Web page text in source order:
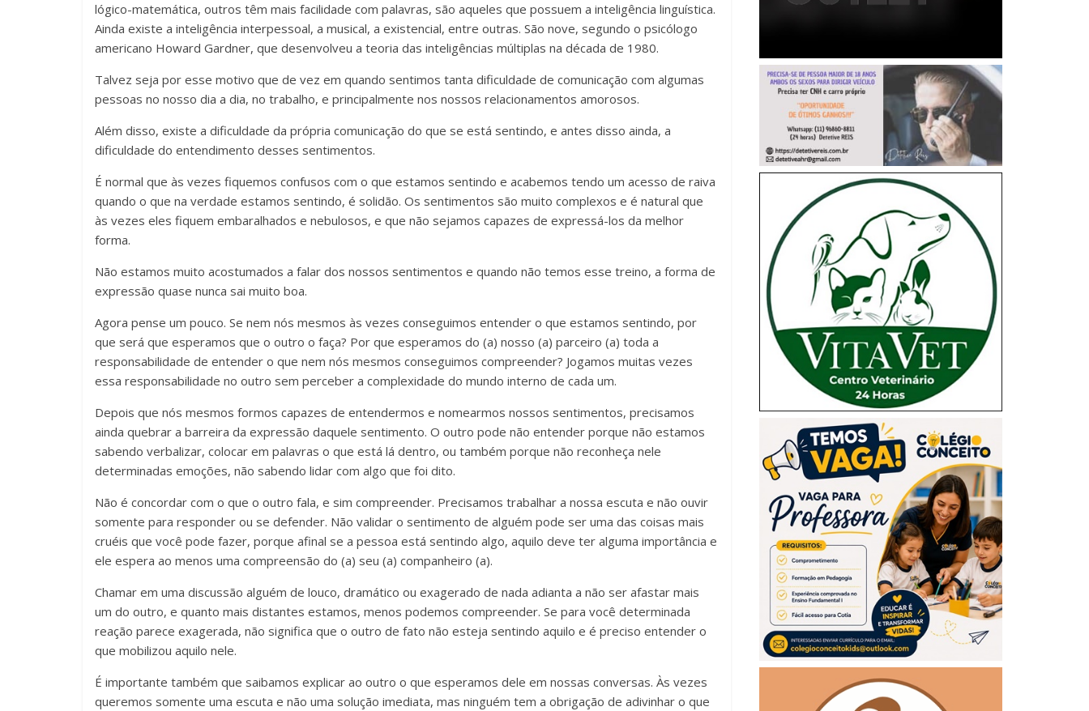
lógico-matemática, outros têm mais facilidade com palavras, são aqueles que possuem a inteligência linguística.
Ainda existe a inteligência interpessoal, a musical, a existencial, entre outras. São nove, segundo o psicólogo
americano Howard Gardner, que desenvolveu a teoria das inteligências múltiplas na década de 1980.
Talvez seja por esse motivo que de vez em quando sentimos tanta dificuldade de comunicação com algumas
pessoas no nosso dia a dia, no trabalho, e principalmente nos nossos relacionamentos amorosos.
Além disso, existe a dificuldade da própria comunicação do que se está sentindo, e antes disso ainda, a
dificuldade do entendimento desses sentimentos.
É normal que às vezes fiquemos confusos com o que estamos sentindo e acabemos tendo um acesso de raiva
quando o que na verdade estamos sentindo, é solidão. Os sentimentos são muito complexos e é natural que
às vezes eles fiquem embaralhados e nebulosos, e que não sejamos capazes de expressá-los da melhor
forma.
Não estamos muito acostumados a falar dos nossos sentimentos e quando não temos esse treino, a forma de
expressão quase nunca sai muito boa.
Agora pense um pouco. Se nem nós mesmos às vezes conseguimos entender o que estamos sentindo, por
que será que esperamos que o outro o faça? Por que esperamos do (a) nosso (a) parceiro (a) toda a
responsabilidade de entender o que nem nós mesmos conseguimos compreender? Jogamos muitas vezes
essa responsabilidade no outro sem perceber a complexidade do mundo interno de cada um.
Depois que nós mesmos formos capazes de entendermos e nomearmos nossos sentimentos, precisamos
ainda quebrar a barreira da expressão daquele sentimento. O outro pode não entender porque não estamos
sabendo verbalizar, colocar em palavras o que está lá dentro, ou também porque não reconheça nele
determinadas emoções, não sabendo lidar com algo que foi dito.
Não é concordar com o que o outro fala, e sim compreender. Precisamos trabalhar a nossa escuta e não ouvir
somente para responder ou se defender. Não validar o sentimento de alguém pode ser uma das coisas mais
cruéis que você pode fazer, porque afinal se a pessoa está sentindo algo, aquilo deve ter alguma importância e
ele espera ao menos uma compreensão do (a) seu (a) companheiro (a).
Chamar em uma discussão alguém de louco, dramático ou exagerado de nada adianta a não ser afastar mais
um do outro, e quanto mais distantes estamos, menos podemos compreender. Se para você determinada
reação parece exagerada, não significa que o outro de fato não esteja sentindo aquilo e é preciso entender o
que mobilizou aquilo nele.
É importante também que saibamos explicar ao outro o que esperamos dele em nossas conversas. Às vezes
queremos somente uma escuta e não uma solução imediata, mas ninguém tem a obrigação de adivinhar o que